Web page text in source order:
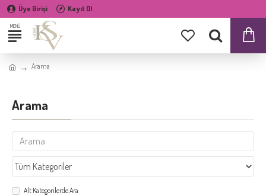
Üye Girişi Kayıt Ol
Arama
Arama
Alt Kategorilerde Ara